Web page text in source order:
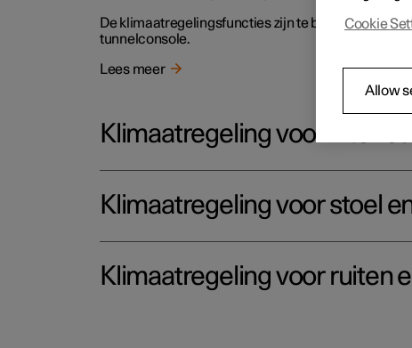
De klimaatregelingsfuncties zijn te bedienen via
tunnelconsole.
Lees meer
Klimaatregeling voor interieur
Klimaatregeling voor stoel
Klimaatregeling voor ruiten
Cookie
Allow